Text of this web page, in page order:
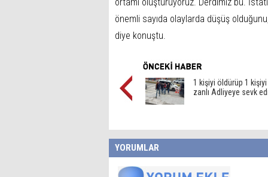
önemli sayıda olaylarda düşüş
diye konuştu.
1 kişiyi öldürüp 1
zanlı Adliyeye sevk
YORUMLAR